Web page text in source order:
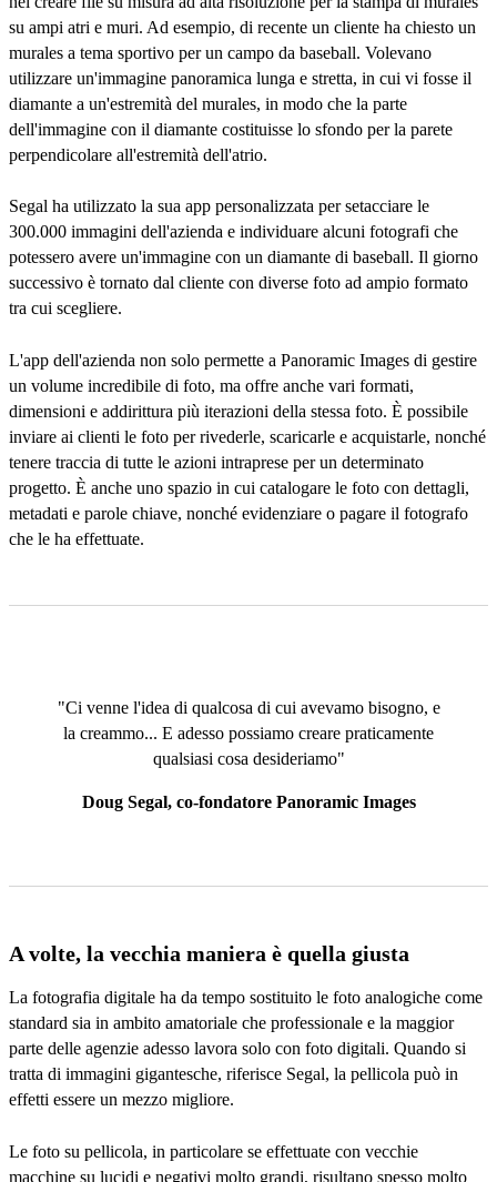
su ampi atri e muri. Ad esempio, di recente un cliente ha chiesto un
murales a tema sportivo per un campo da baseball. Volevano
utilizzare un'immagine panoramica lunga e stretta, in cui vi fosse il
diamante a un'estremità del murales, in modo che la parte
dell'immagine con il diamante costituisse lo sfondo per la parete
perpendicolare all'estremità dell'atrio.
Segal ha utilizzato la sua app personalizzata per setacciare le
300.000 immagini dell'azienda e individuare alcuni fotografi che
potessero avere un'immagine con un diamante di baseball. Il giorno
successivo è tornato dal cliente con diverse foto ad ampio formato
tra cui scegliere.
L'app dell'azienda non solo permette a Panoramic Images di gestire
un volume incredibile di foto, ma offre anche vari formati,
dimensioni e addirittura più iterazioni della stessa foto. È possibile
inviare ai clienti le foto per rivederle, scaricarle e acquistarle, nonché
tenere traccia di tutte le azioni intraprese per un determinato
progetto. È anche uno spazio in cui catalogare le foto con dettagli,
metadati e parole chiave, nonché evidenziare o pagare il fotografo
che le ha effettuate.
"Ci venne l'idea di qualcosa di cui avevamo bisogno, e
la creammo... E adesso possiamo creare praticamente
qualsiasi cosa desideriamo"
Doug Segal, co-fondatore Panoramic Images
A volte, la vecchia maniera è quella giusta
La fotografia digitale ha da tempo sostituito le foto analogiche come
standard sia in ambito amatoriale che professionale e la maggior
parte delle agenzie adesso lavora solo con foto digitali. Quando si
tratta di immagini gigantesche, riferisce Segal, la pellicola può in
effetti essere un mezzo migliore.
Le foto su pellicola, in particolare se effettuate con vecchie
macchine su lucidi e negativi molto grandi, risultano spesso molto